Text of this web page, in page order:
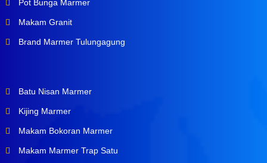
Pot Bunga Marmer
Makam Granit
Brand Marmer Tulungagung
Batu Nisan Marmer
Kijing Marmer
Makam Bokoran Marmer
Makam Marmer Trap Satu